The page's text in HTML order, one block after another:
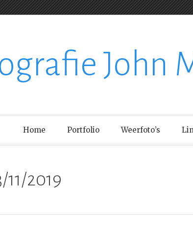
John
Home Portfolio Weerfoto’s
2019